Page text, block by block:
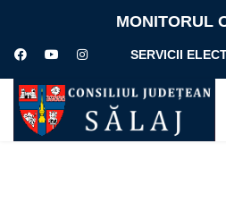
MONITORUL
SERVICII